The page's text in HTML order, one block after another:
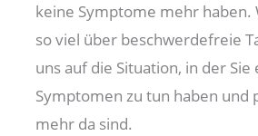
keine Symptome mehr haben.
so viel über beschwerdefreie
uns auf die Situation, in der Sie
Symptomen zu tun haben und
mehr da sind.